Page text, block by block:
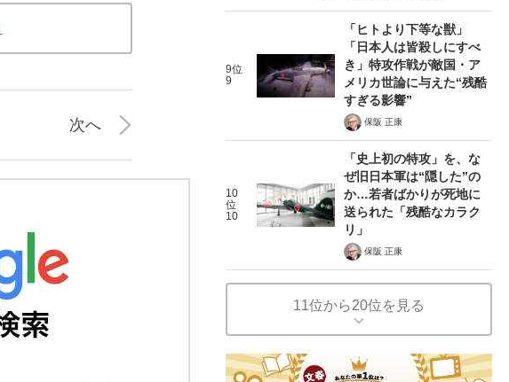
次へ
9位
9
「ヒトより下等な獣」
「日本人は皆殺しにすべ
き」特攻作戦が敵国・ア
メリカ世論に与えた“残酷
すぎる影響”
保阪 正康
10
位
10
「史上初の特攻」を、な
ぜ旧日本軍は“隠した”の
か…若者ばかりが死地に
送られた「残酷なカラク
リ」
保阪 正康
11位から20位を見る